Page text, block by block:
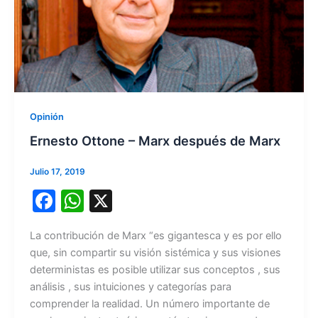
Opinión
Ernesto Ottone – Marx después de Marx
Julio 17, 2019
F
c
e
b
W
h
at
s
A
X
La contribución de Marx “es gigantesca y es por ello
que, sin compartir su visión sistémica y sus visiones
deterministas es posible utilizar sus conceptos , sus
análisis , sus intuiciones y categorías para
comprender la realidad. Un número importante de